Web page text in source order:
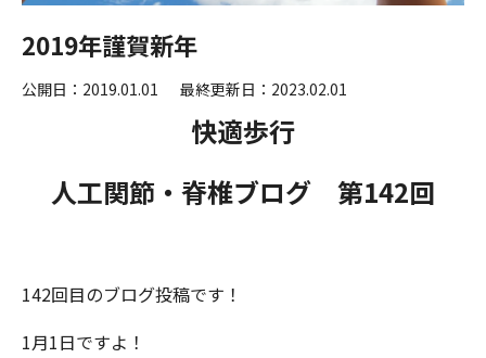
2019年謹賀新年
公開日：2019.01.01 最終更新日：2023.02.01
快適歩行
人工関節・脊椎ブログ 第142回
142回目のブログ投稿です！
1月1日ですよ！